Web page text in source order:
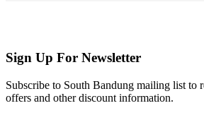
Sign Up For Newsletter
Subscribe to South Bandung mailing list to
offers and other discount information.